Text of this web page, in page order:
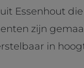
Essenhout
zijn
in